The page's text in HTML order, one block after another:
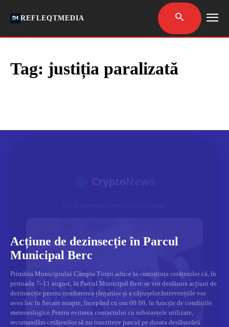
REFLEQTMEDIA
Tag: justiția paralizată
Acțiune de dezinsecție în Parcul
Municipal Berc
Primăria Municipiului Câmpia Turzii aduce la cunoștința cetățenilor că, în
perioada 7–11 august, în Parcul Municipal Berc se vor desfășura acțiuni de
dezinsecție pentru combaterea țânțarilor și a căpușelor.Intervențiile vor
avea loc în fiecare noapte, începând cu ora 00:00, în funcție de condițiile
meteorologice.Pentru evitarea contactului cu substanțele utilizate,
recomandăm cetățenilor să nu tranziteze parcul pe durata desfășurării